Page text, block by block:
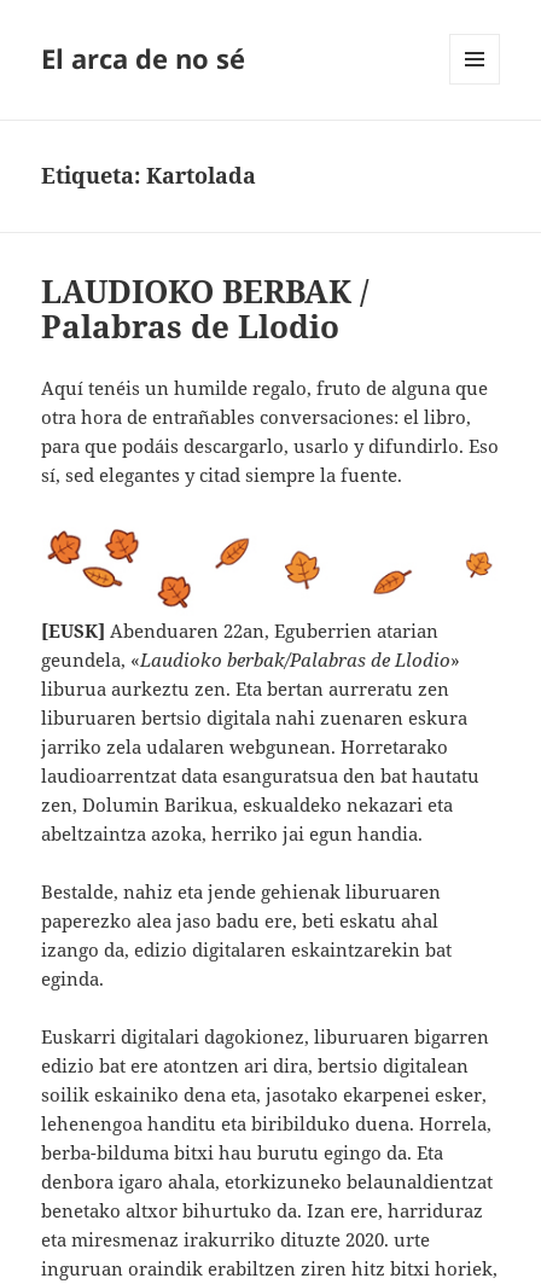
El arca de no sé
Etiqueta:Kartolada
LAUDIOKO BERBAK /
Palabras de Llodio
Aquí tenéis un humilde regalo, fruto de alguna que
otra hora de entrañables conversaciones: el libro,
para que podáis descargarlo, usarlo y difundirlo. Eso
sí, sed elegantes y citad siempre la fuente.
[EUSK] Abenduaren 22an, Eguberrien atarian
geundela, «Laudioko berbak/Palabras de Llodio»
liburua aurkeztu zen. Eta bertan aurreratu zen
liburuaren bertsio digitala nahi zuenaren eskura
jarriko zela udalaren webgunean. Horretarako
laudioarrentzat data esanguratsua den bat hautatu
zen, Dolumin Barikua, eskualdeko nekazari eta
abeltzaintza azoka, herriko jai egun handia.
Bestalde, nahiz eta jende gehienak liburuaren
paperezko alea jaso badu ere, beti eskatu ahal
izango da, edizio digitalaren eskaintzarekin bat
eginda.
Euskarri digitalari dagokionez, liburuaren bigarren
edizio bat ere atontzen ari dira, bertsio digitalean
soilik eskainiko dena eta, jasotako ekarpenei esker,
lehenengoa handitu eta biribilduko duena. Horrela,
berba-bilduma bitxi hau burutu egingo da. Eta
denbora igaro ahala, etorkizuneko belaunaldientzat
benetako altxor bihurtuko da. Izan ere, harriduraz
eta miresmenaz irakurriko dituzte 2020. urte
inguruan oraindik erabiltzen ziren hitz bitxi horiek,